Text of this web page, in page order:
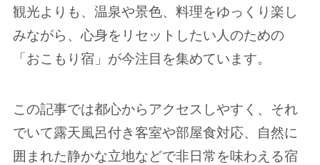
観光よりも、温泉や景色、料理をゆっくり楽し
みながら、心身をリセットしたい人のための
「おこもり宿」が今注目を集めています。
この記事では都心からアクセスしやすく、それ
でいて露天風呂付き客室や部屋食対応、自然に
囲まれた静かな立地などで非日常を味わえる宿